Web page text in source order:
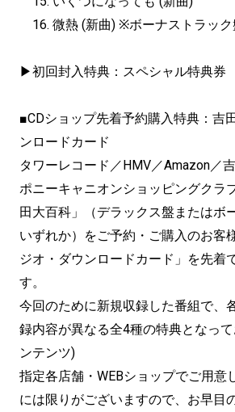
16. 微熱 (新曲) ※ボーナストラッ
▶︎初回封入特典：スペシャル特典券
■CDショップ先着予約購入特典：吉
ンロードカード
タワーレコード／HMV／Amazon／
ポニーキャニオンショッピングクラ
田大百科」（デラックス盤またはボ
いずれか）をご予約・ ご購入のお客
ジオ・ダウンロードカード」 を先着
す。
今回のために新規収録した番組で、
録内容が異なる全4種の特典となっ
ンテンツ)
指定各店舗・ WEBショップでご用意
には限りがございますので、お早目